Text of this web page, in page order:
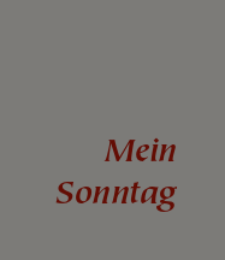
Mein
Sonntag